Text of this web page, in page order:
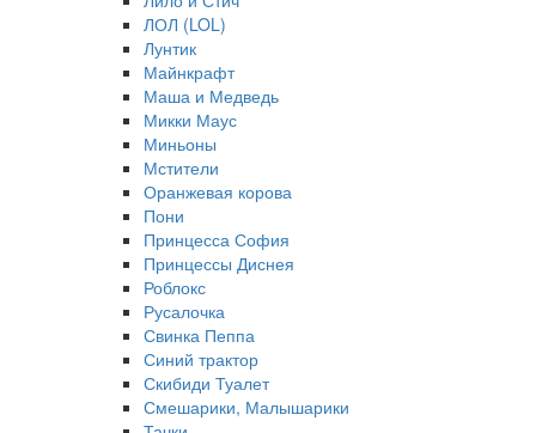
ЛОЛ (LOL)
Лунтик
Майнкрафт
Маша и Медведь
Микки Маус
Миньоны
Мстители
Оранжевая корова
Пони
Принцесса София
Принцессы Диснея
Роблокс
Русалочка
Свинка Пеппа
Синий трактор
Скибиди Туалет
Смешарики, Малышарики